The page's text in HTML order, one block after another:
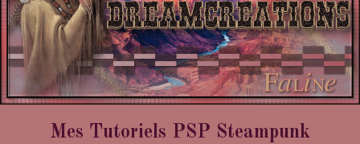
Mes Tutoriels PSP Steampunk